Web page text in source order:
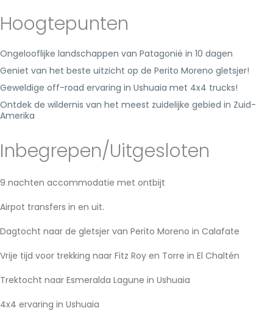
Hoogtepunten
Ongelooflijke landschappen van Patagonië in 10 dagen
Geniet van het beste uitzicht op de Perito Moreno gletsjer!
Geweldige off-road ervaring in Ushuaia met 4x4 trucks!
Ontdek de wildernis van het meest zuidelijke gebied in Zuid-
Amerika
Inbegrepen/Uitgesloten
9 nachten accommodatie met ontbijt
Airpot transfers in en uit.
Dagtocht naar de gletsjer van Perito Moreno in Calafate
Vrije tijd voor trekking naar Fitz Roy en Torre in El Chaltén
Trektocht naar Esmeralda Lagune in Ushuaia
4x4 ervaring in Ushuaia